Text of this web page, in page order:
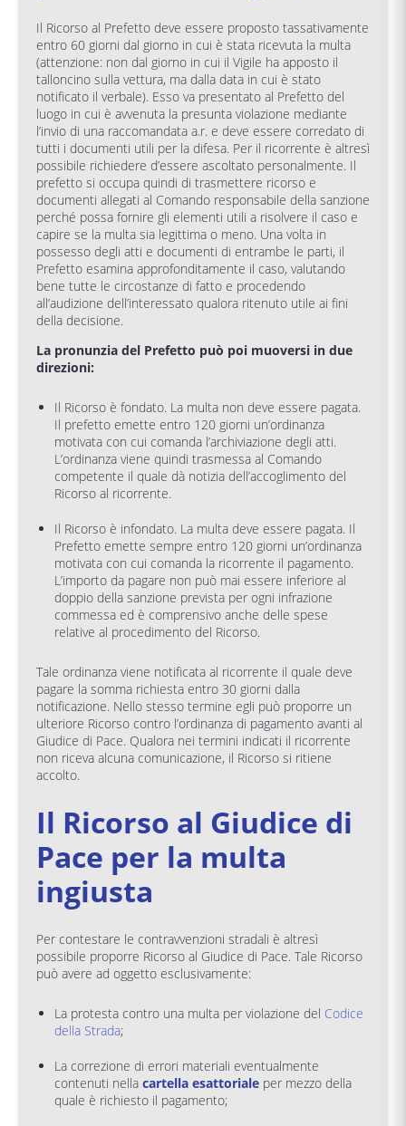
Il Ricorso al Prefetto deve essere proposto tassativamente
entro 60 giorni dal giorno in cui è stata ricevuta la multa
(attenzione: non dal giorno in cui il Vigile ha apposto il
talloncino sulla vettura, ma dalla data in cui è stato
notificato il verbale). Esso va presentato al Prefetto del
luogo in cui è avvenuta la presunta violazione mediante
l’invio di una raccomandata a.r. e deve essere corredato di
tutti i documenti utili per la difesa. Per il ricorrente è altresì
possibile richiedere d’essere ascoltato personalmente. Il
prefetto si occupa quindi di trasmettere ricorso e
documenti allegati al Comando responsabile della sanzione
perché possa fornire gli elementi utili a risolvere il caso e
capire se la multa sia legittima o meno. Una volta in
possesso degli atti e documenti di entrambe le parti, il
Prefetto esamina approfonditamente il caso, valutando
bene tutte le circostanze di fatto e procedendo
all’audizione dell’interessato qualora ritenuto utile ai fini
della decisione.
La pronunzia del Prefetto può poi muoversi in due
direzioni:
Il Ricorso è fondato. La multa non deve essere pagata.
Il prefetto emette entro 120 giorni un’ordinanza
motivata con cui comanda l’archiviazione degli atti.
L’ordinanza viene quindi trasmessa al Comando
competente il quale dà notizia dell’accoglimento del
Ricorso al ricorrente.
Il Ricorso è infondato. La multa deve essere pagata. Il
Prefetto emette sempre entro 120 giorni un’ordinanza
motivata con cui comanda la ricorrente il pagamento.
L’importo da pagare non può mai essere inferiore al
doppio della sanzione prevista per ogni infrazione
commessa ed è comprensivo anche delle spese
relative al procedimento del Ricorso.
Tale ordinanza viene notificata al ricorrente il quale deve
pagare la somma richiesta entro 30 giorni dalla
notificazione. Nello stesso termine egli può proporre un
ulteriore Ricorso contro l’ordinanza di pagamento avanti al
Giudice di Pace. Qualora nei termini indicati il ricorrente
non riceva alcuna comunicazione, il Ricorso si ritiene
accolto.
Il Ricorso al Giudice di
Pace per la multa
ingiusta
Per contestare le contravvenzioni stradali è altresì
possibile proporre Ricorso al Giudice di Pace. Tale Ricorso
può avere ad oggetto esclusivamente:
La protesta contro una multa per violazione del Codice
della Strada;
La correzione di errori materiali eventualmente
contenuti nella cartella esattoriale per mezzo della
quale è richiesto il pagamento;